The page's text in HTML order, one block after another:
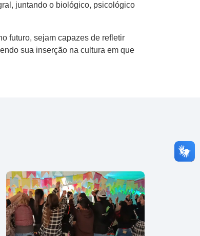
juntando o biológico, psicológico
futuro, sejam capazes de refletir
sua inserção na cultura em que